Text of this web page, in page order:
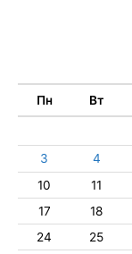
Пн Вт
3
4
10
11
17
18
24
25